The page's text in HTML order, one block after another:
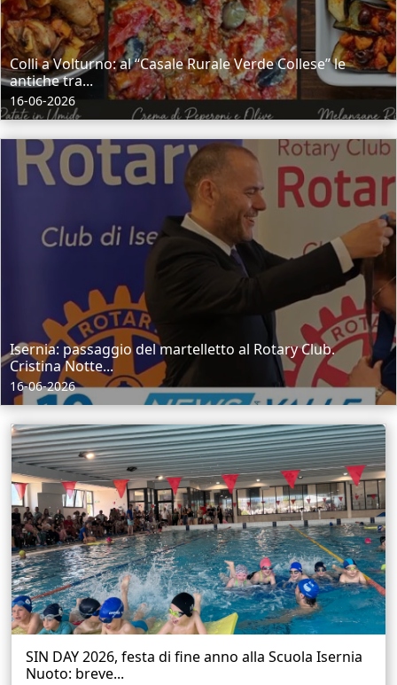
Colli a Volturno: al “Casale Rurale Verde Collese” le
antiche tra...
16-06-2026
Isernia: passaggio del martelletto al Rotary Club.
Cristina Notte...
16-06-2026
SIN DAY 2026, festa di fine anno alla Scuola Isernia
Nuoto: breve...